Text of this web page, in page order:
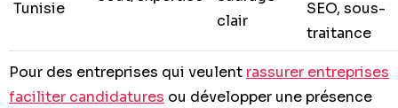
Tunisie
clair
SEO, sous-
traitance
Pour des entreprises qui veulent rassurer entreprises
faciliter candidatures ou développer une présence